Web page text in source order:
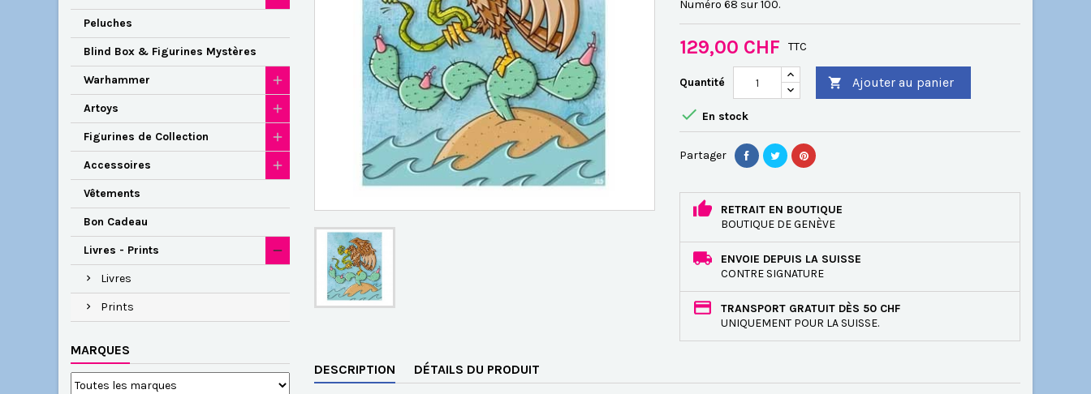
Peluches
Blind Box & Figurines Mystères
Warhammer
Artoys
Figurines de Collection
Accessoires
Vêtements
Bon Cadeau
Livres - Prints
Livres
Prints
MARQUES
Numéro 68 sur 100.
129,00 CHF TTC
Quantité  Ajouter au panier
 En stock
Partager
RETRAIT EN BOUTIQUE
BOUTIQUE DE GENÈVE
ENVOIE DEPUIS LA SUISSE
CONTRE SIGNATURE
TRANSPORT GRATUIT DÈS 50 CHF
UNIQUEMENT POUR LA SUISSE.
DESCRIPTION DÉTAILS DU PRODUIT